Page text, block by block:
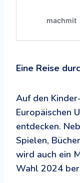
Eine Reise
Auf den
Europäischen
entdecken.
Spielen,
wird auch ein
Wahl 2024